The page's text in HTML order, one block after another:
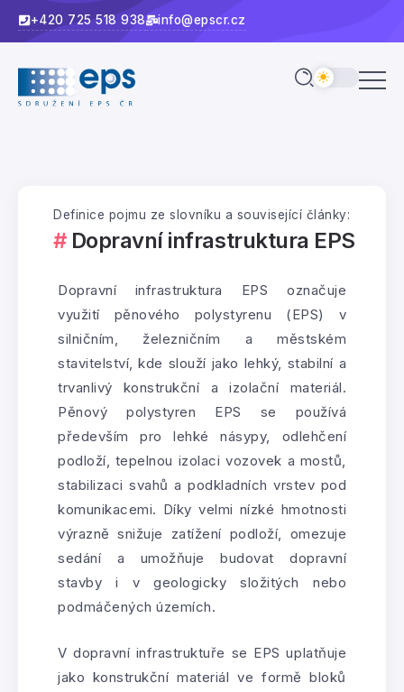
+420 725 518 938 info@epscr.cz
Definice pojmu ze slovníku a související články:
Dopravní infrastruktura EPS
Dopravní infrastruktura EPS označuje
využití pěnového polystyrenu (EPS) v
silničním, železničním a městském
stavitelství, kde slouží jako lehký, stabilní a
trvanlivý konstrukční a izolační materiál.
Pěnový polystyren EPS se používá
především pro lehké násypy, odlehčení
podloží, tepelnou izolaci vozovek a mostů,
stabilizaci svahů a podkladních vrstev pod
komunikacemi. Díky velmi nízké hmotnosti
výrazně snižuje zatížení podloží, omezuje
sedání a umožňuje budovat dopravní
stavby i v geologicky složitých nebo
podmáčených územích.
V dopravní infrastruktuře se EPS uplatňuje
jako konstrukční materiál ve formě bloků